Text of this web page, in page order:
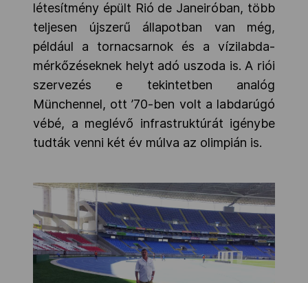
létesítmény épült Rió de Janeiróban, több
teljesen újszerű állapotban van még,
például a tornacsarnok és a vízilabda-
mérkőzéseknek helyt adó uszoda is. A riói
szervezés e tekintetben analóg
Münchennel, ott ’70-ben volt a labdarúgó
vébé, a meglévő infrastruktúrát igénybe
tudták venni két év múlva az olimpián is.